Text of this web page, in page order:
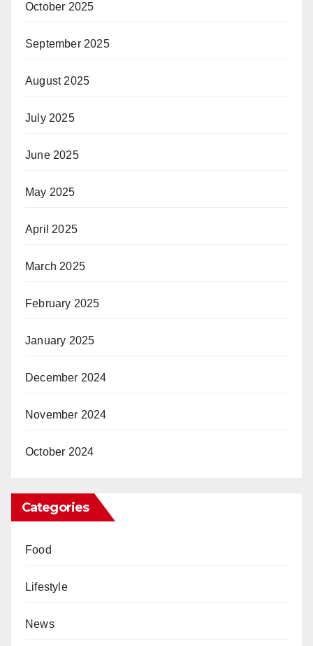
October 2025
September 2025
August 2025
July 2025
June 2025
May 2025
April 2025
March 2025
February 2025
January 2025
December 2024
November 2024
October 2024
Categories
Food
Lifestyle
News